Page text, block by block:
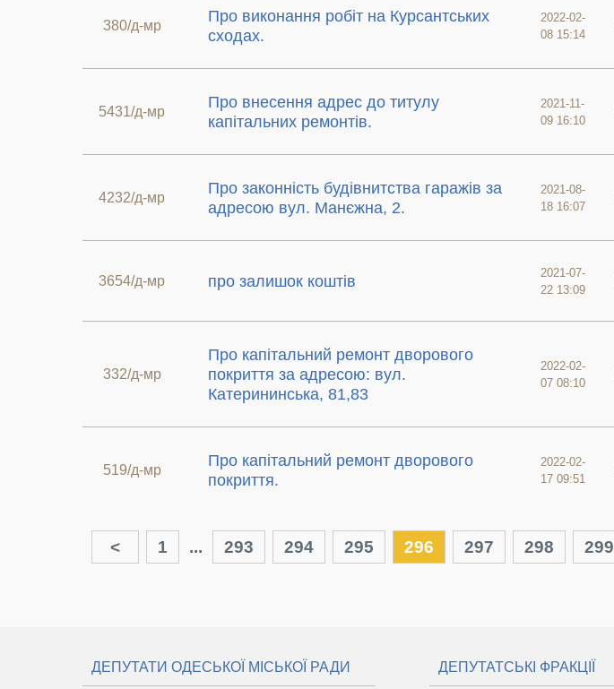
380/д-мр
Про виконання робіт на Курсантських
сходах.
2022-02-
08 15:14
5431/д-мр
Про внесення адрес до титулу
капітальних ремонтів.
2021-11-
09 16:10
4232/д-мр
Про законність будівнитства гаражів за
адресою вул. Манєжна, 2.
2021-08-
18 16:07
3654/д-мр про залишок коштів
2021-07-
22 13:09
332/д-мр
Про капітальний ремонт дворового
покриття за адресою: вул.
Катерининська, 81,83
2022-02-
07 08:10
519/д-мр
Про капітальний ремонт дворового
покриття.
2022-02-
17 09:51
< 1 ... 293 294 295 296 297 298 299
ДЕПУТАТИ ОДЕСЬКОЇ МІСЬКОЇ РАДИ ДЕПУТАТСЬКІ ФРАКЦІЇ